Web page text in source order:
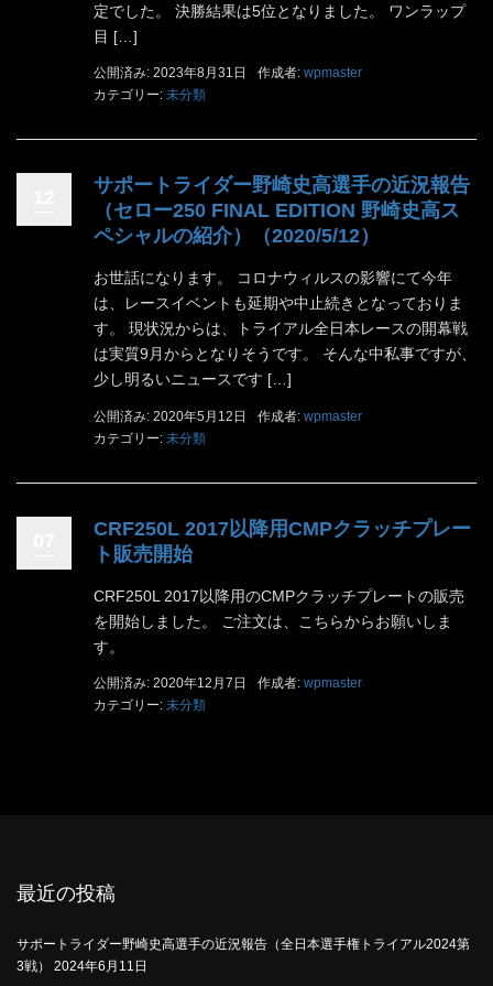
定でした。 決勝結果は5位となりました。 ワンラップ
目 […]
公開済み: 2023年8月31日 作成者: wpmaster
カテゴリー: 未分類
サポートライダー野崎史高選手の近況報告
（セロー250 FINAL EDITION 野崎史高ス
ペシャルの紹介）（2020/5/12）
お世話になります。 コロナウィルスの影響にて今年
は、レースイベントも延期や中止続きとなっておりま
す。 現状況からは、トライアル全日本レースの開幕戦
は実質9月からとなりそうです。 そんな中私事ですが、
少し明るいニュースです […]
公開済み: 2020年5月12日 作成者: wpmaster
カテゴリー: 未分類
CRF250L 2017以降用CMPクラッチプレー
ト販売開始
CRF250L 2017以降用のCMPクラッチプレートの販売
を開始しました。 ご注文は、こちらからお願いしま
す。
公開済み: 2020年12月7日 作成者: wpmaster
カテゴリー: 未分類
最近の投稿
サポートライダー野崎史高選手の近況報告（全日本選手権トライアル2024第
3戦）
2024年6月11日